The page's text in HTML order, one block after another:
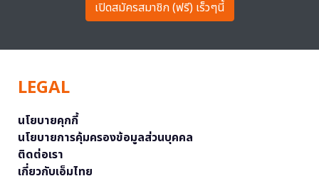
เปิดสมัครสมาชิก (ฟรี) เร็วๆนี้
LEGAL
นโยบายคุกกี้
นโยบายการคุ้มครองข้อมูลส่วนบุคคล
ติดต่อเรา
เกี่ยวกับเอ็มไทย